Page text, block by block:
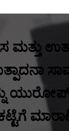
ಮತ್ತು
ಯುರೋಪ್